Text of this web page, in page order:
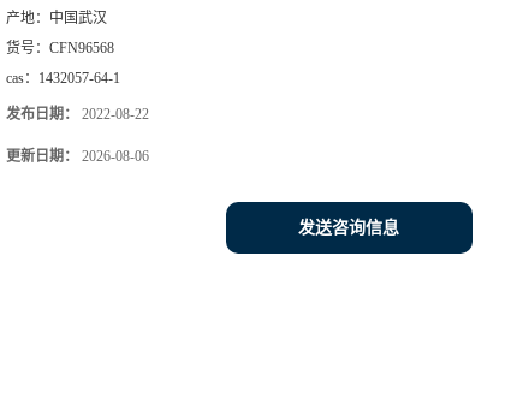
产地： 中国武汉
货号： CFN96568
cas： 1432057-64-1
发布日期： 2022-08-22
更新日期： 2026-08-06
发送咨询信息